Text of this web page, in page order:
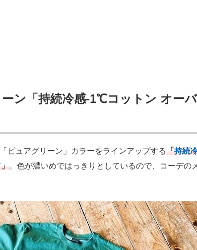
ン「持続冷感-1℃コットン オー
ピュアグリーン」カラーをラインアップする「持続
」。色が濃いめではっきりとしているので、コーデの